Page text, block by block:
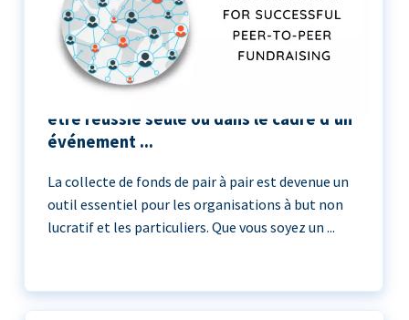
La collecte de fonds entre pairs peut
être réussie seule ou dans le cadre d'un
événement ...
La collecte de fonds de pair à pair est devenue un
outil essentiel pour les organisations à but non
lucratif et les particuliers. Que vous soyez un ...